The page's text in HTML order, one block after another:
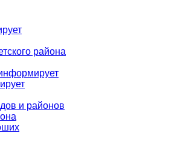
района
и районов